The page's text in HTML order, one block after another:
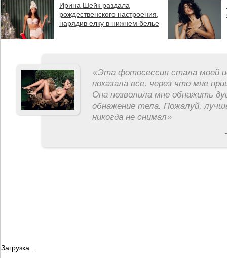
Ирина Шейк раздала
рождественского настроения,
нарядив елку в нижнем белье
«Эта фотосессия стала моей
показала все, через что мне
Она позволила мне обнажить
обнажение тела. Пожалуй,
никогда не снимал»
Загрузка...